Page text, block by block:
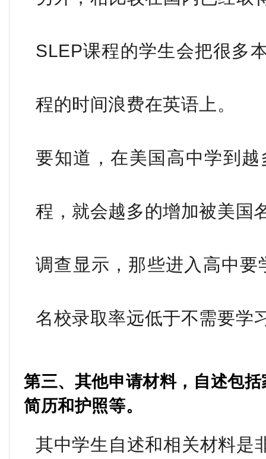
SLEP课程的学生会把很多
程的时间浪费在英语上。
要知道，在美国高中学到
程，就会越多的增加被美国
调查显示，那些进入高中
名校录取率远低于不需要学
第三、其他申请材料，自述包
简历和护照等。
其中学生自述和相关材料是